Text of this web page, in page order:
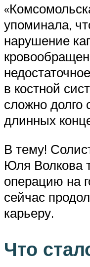
упоминала,
нарушение
в костной
сложно долго
длинных
В тему!
Юля Волкова
операцию на
сейчас
карьеру.
Что